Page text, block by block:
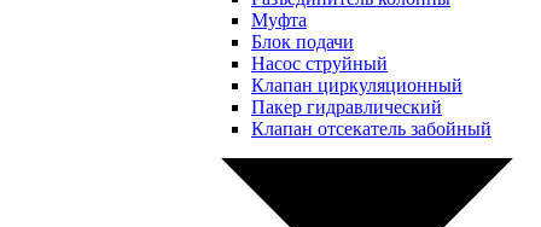
Муфта
Блок подачи
Насос струйный
Клапан циркуляционный
Пакер гидравлический
Клапан отсекатель забойный